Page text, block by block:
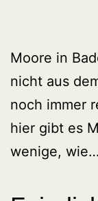
Moore in
nicht aus
noch immer
hier gibt es
wenige, wie…